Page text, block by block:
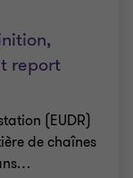
report
(EUDR)
de chaînes
…